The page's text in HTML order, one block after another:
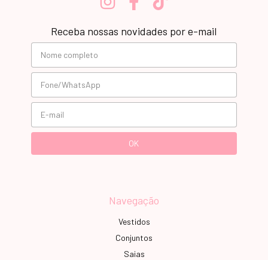
Receba nossas novidades por e-mail
Navegação
Vestidos
Conjuntos
Saias